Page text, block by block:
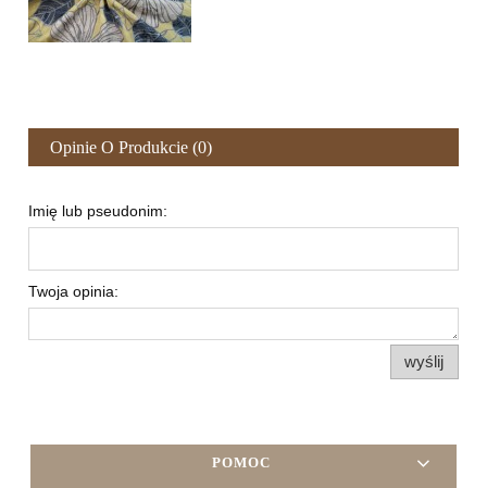
Opinie O Produkcie (0)
Imię lub pseudonim:
Twoja opinia:
wyślij
POMOC